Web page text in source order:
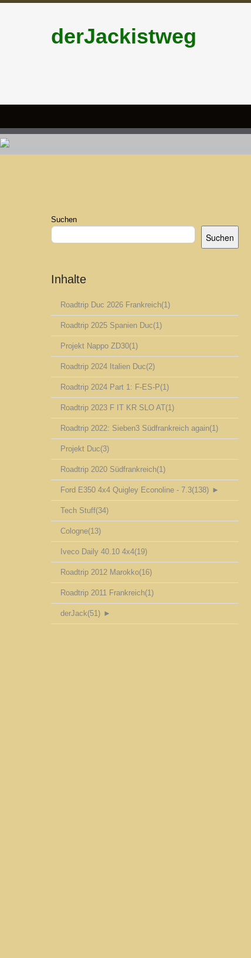
derJackistweg
Suchen
Suchen
Inhalte
Roadtrip Duc 2026 Frankreich(1)
Roadtrip 2025 Spanien Duc(1)
Projekt Nappo ZD30(1)
Roadtrip 2024 Italien Duc(2)
Roadtrip 2024 Part 1: F-ES-P(1)
Roadtrip 2023 F IT KR SLO AT(1)
Roadtrip 2022: Sieben3 Südfrankreich again(1)
Projekt Duc(3)
Roadtrip 2020 Südfrankreich(1)
Ford E350 4x4 Quigley Econoline - 7.3(138) ►
Tech Stuff(34)
Cologne(13)
Iveco Daily 40.10 4x4(19)
Roadtrip 2012 Marokko(16)
Roadtrip 2011 Frankreich(1)
derJack(51) ►